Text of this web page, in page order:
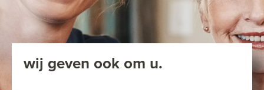
wij geven ook om u.